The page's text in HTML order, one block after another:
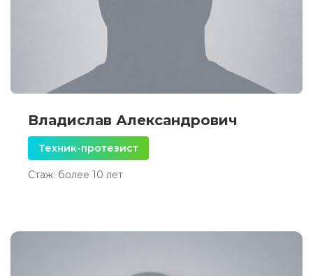
Владислав Александрович
Техник-протезист
Стаж: более 10 лет